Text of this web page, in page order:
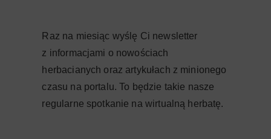
Raz na miesiąc wyślę Ci newsletter
z informacjami o nowościach
herbacianych oraz artykułach z minionego
czasu na portalu. To będzie takie nasze
regularne spotkanie na wirtualną herbatę.